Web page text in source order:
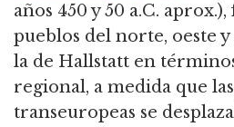
años 450 y 50 a.C.
pueblos del norte, oeste
la de Hallstatt en
regional, a medida que
transeuropeas se